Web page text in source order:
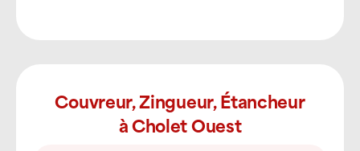
Couvreur, Zingueur, Étancheur
à Cholet Ouest